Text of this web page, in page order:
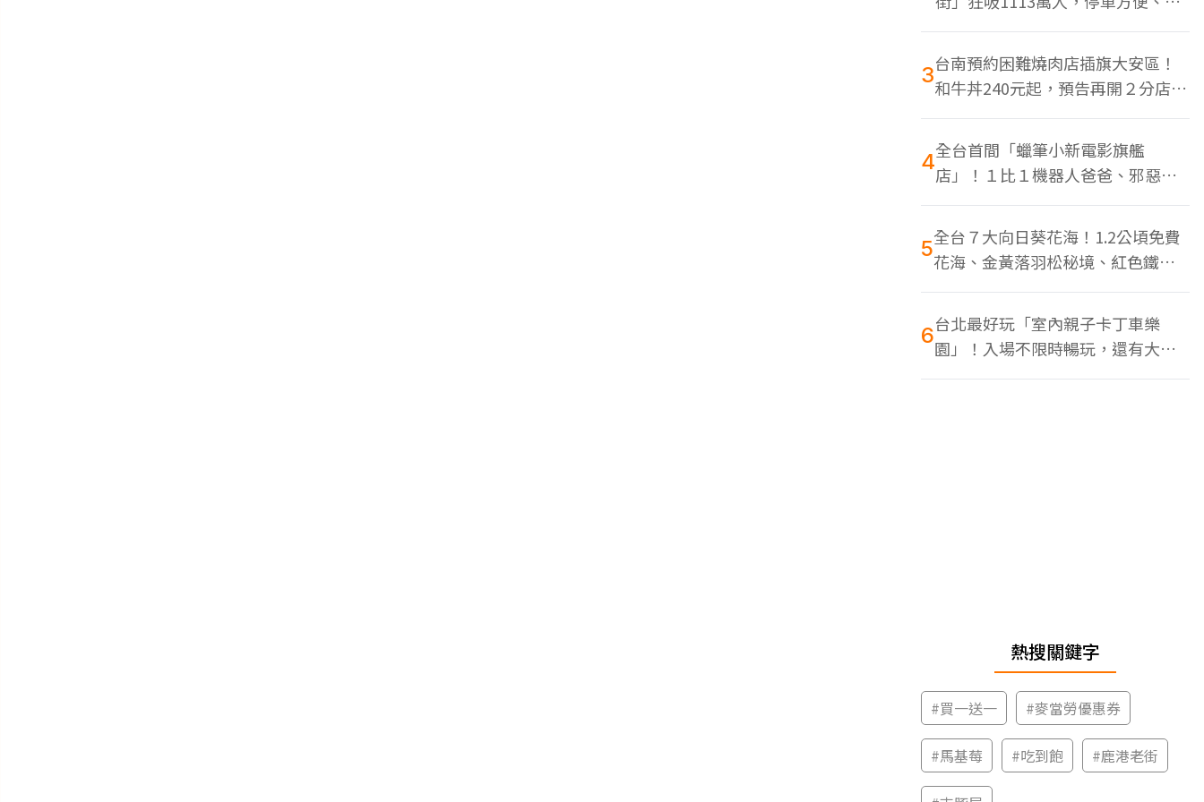
色美食多
3台南預約困難燒肉店插旗大安區！
和牛丼240元起，預告再開２分店、
地點曝光
4全台首間「蠟筆小新電影旗艦
店」！１比１機器人爸爸、邪惡正
男，百款周邊買翻
5全台７大向日葵花海！1.2公頃免費
花海、金黃落羽松秘境、紅色鐵橋
同框
6台北最好玩「室內親子卡丁車樂
園」！入場不限時暢玩，還有大螢
幕Switch遊戲區
熱搜關鍵字
#買一送一 #麥當勞優惠券
#馬基莓 #吃到飽 #鹿港老街